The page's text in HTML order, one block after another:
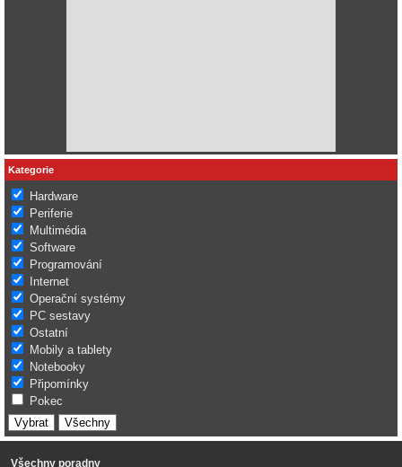
Kategorie
Hardware
Periferie
Multimédia
Software
Programování
Internet
Operační systémy
PC sestavy
Ostatní
Mobily a tablety
Notebooky
Připomínky
Pokec
Všechny poradny